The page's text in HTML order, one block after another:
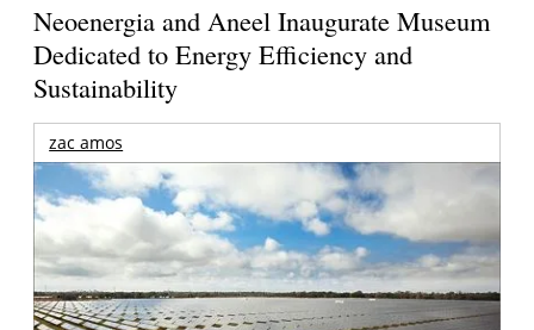
Neoenergia and Aneel Inaugurate Museum
Dedicated to Energy Efficiency and
Sustainability
zac amos